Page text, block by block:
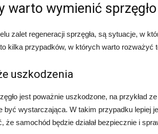
warto wymienić
zalet regeneracji sprzęgła, są sytuacje, w
kilka przypadków, w których warto rozważyć
uszkodzenia
jest poważnie uszkodzone, na przykład
być wystarczająca. W takim przypadku lepiej
że samochód będzie działał bezpiecznie i